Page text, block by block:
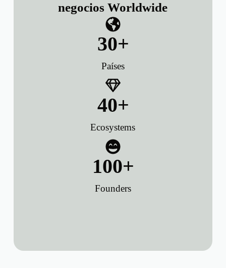
negocios Worldwide
Países
30+
Ecosystems
40+
Founders
100+